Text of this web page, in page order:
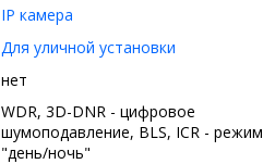
IP камера
Для уличной установки
нет
WDR, 3D-DNR - цифровое
шумоподавление, BLS, ICR - режим
"день/ночь"